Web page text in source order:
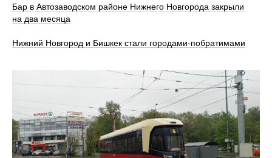
Бар в Автозаводском районе Нижнего Новгорода закрыли
на два месяца
Нижний Новгород и Бишкек стали городами-побратимами